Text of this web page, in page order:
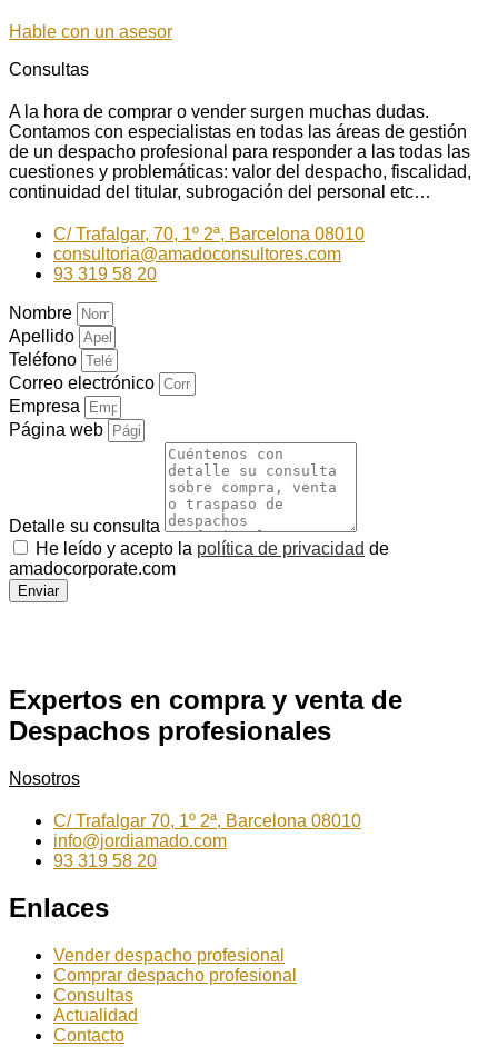
Hable con un asesor
Consultas
A la hora de comprar o vender surgen muchas dudas.
Contamos con especialistas en todas las áreas de gestión
de un despacho profesional para responder a las todas las
cuestiones y problemáticas: valor del despacho, fiscalidad,
continuidad del titular, subrogación del personal etc…
C/ Trafalgar, 70, 1º 2ª, Barcelona 08010
consultoria@amadoconsultores.com
93 319 58 20
Nombre
Apellido
Teléfono
Correo electrónico
Empresa
Página web
Detalle su consulta
He leído y acepto la política de privacidad de
amadocorporate.com
Enviar
Expertos en compra y venta de
Despachos profesionales
Nosotros
C/ Trafalgar 70, 1º 2ª, Barcelona 08010
info@jordiamado.com
93 319 58 20
Enlaces
Vender despacho profesional
Comprar despacho profesional
Consultas
Actualidad
Contacto